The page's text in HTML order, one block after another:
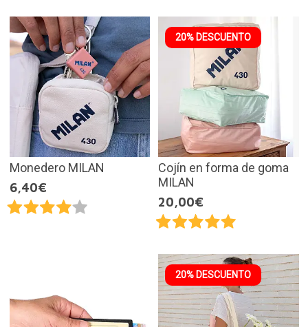
Monedero MILAN
6,40€
20% DESCUENTO
Cojín en forma de goma
MILAN
20,00€
20% DESCUENTO